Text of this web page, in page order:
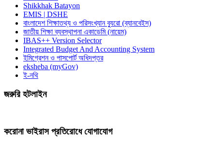
Shikkhak Batayon
EMIS | DSHE
বাংলাদেশ শিক্ষাতথ্য ও পরিসংখ্যান ব্যুরো (ব্যানবেইস)
জাতীয় শিক্ষা ব্যবস্থাপনা একাডেমি (নায়েম)
IBAS++ Version Selector
Integrated Budget And Accounting System
ইমিগ্রেশন ও পাসপোর্ট অধিদপ্তর
eksheba (myGov)
ই-নথি
জরুরি হটলাইন
করোনা ভাইরাস প্রতিরোধে যোগাযোগ